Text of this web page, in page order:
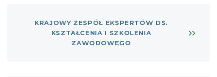
KRAJOWY ZESPÓŁ EKSPERTÓW DS.
KSZTAŁCENIA I SZKOLENIA
ZAWODOWEGO